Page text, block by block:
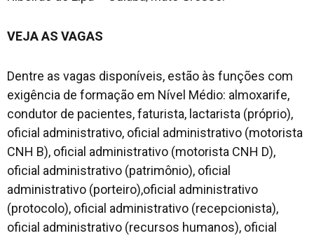
VEJA AS VAGAS
Dentre as vagas disponíveis, estão às funções com
exigência de formação em Nível Médio: almoxarife,
condutor de pacientes, faturista, lactarista (próprio),
oficial administrativo, oficial administrativo (motorista
CNH B), oficial administrativo (motorista CNH D),
oficial administrativo (patrimônio), oficial
administrativo (porteiro),oficial administrativo
(protocolo), oficial administrativo (recepcionista),
oficial administrativo (recursos humanos), oficial